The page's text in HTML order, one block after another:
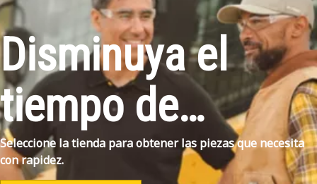
Disminuya el
tiempo de
inactividad
Seleccione la tienda para obtener las piezas que necesita
con rapidez.